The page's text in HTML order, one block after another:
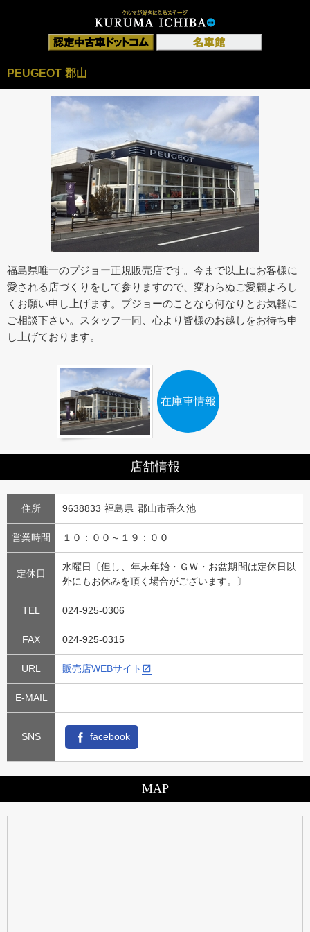
PEUGEOT 郡山
福島県唯一のプジョー正規販売店です。今まで以上にお客様に
愛される店づくりをして参りますので、変わらぬご愛顧よろし
くお願い申し上げます。プジョーのことなら何なりとお気軽に
ご相談下さい。スタッフ一同、心より皆様のお越しをお待ち申
し上げております。
在庫車情報
店舗情報
住所 9638833 福島県 郡山市香久池
営業時間 １０：００～１９：００
定休日
水曜日〔但し、年末年始・ＧＷ・お盆期間は定休日以
外にもお休みを頂く場合がございます。〕
TEL 024-925-0306
FAX 024-925-0315
URL 販売店WEBサイト
E-MAIL
SNS facebook
MAP